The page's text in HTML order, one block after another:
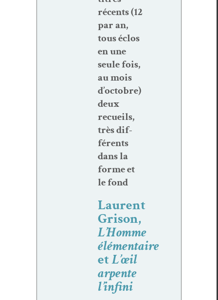
récents (12
par an,
tous éclos
en une
seule fois,
au mois
d’oc­to­bre)
deux
recueils,
très dif­
férents
dans la
forme et
le fond
Laurent
Grison,
L’Homme
élémentaire
etL’œil
arpente
l’infini